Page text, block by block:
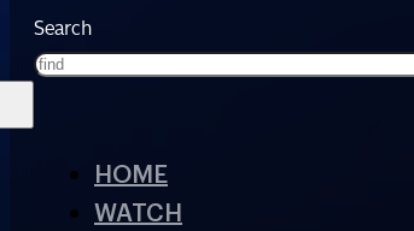
Search
HOME
WATCH